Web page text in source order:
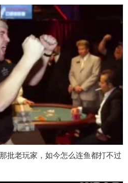
批老玩家，如今怎么连鱼都打不过